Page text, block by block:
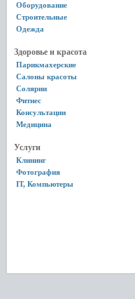
Оборудование
Строительные
Одежда
Здоровье и красота
Парикмахерские
Салоны красоты
Солярии
Фитнес
Консультации
Медицина
Услуги
Клининг
Фотография
IT, Компьютеры